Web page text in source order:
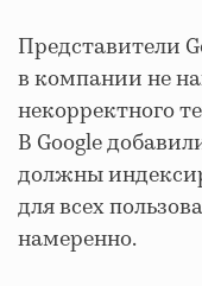
Представители
в компании не
некорректного
В Google
должны
для всех
намеренно.